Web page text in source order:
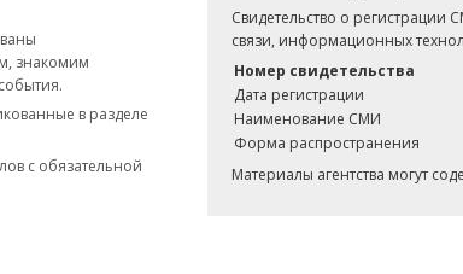
знакомим
в разделе
с обязательной
Свидетельство о
связи, информационных
Номер свидетельства
Дата регистрации
Наименование СМИ
Форма распространения
Материалы агентства могут